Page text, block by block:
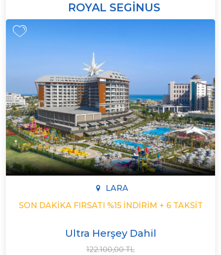
ROYAL SEGINUS
LARA
SON DAKIKA FIRSATI %15 İNDIRIM + 6 TAKSIT
Ultra Herşey Dahil
122.100,00 TL